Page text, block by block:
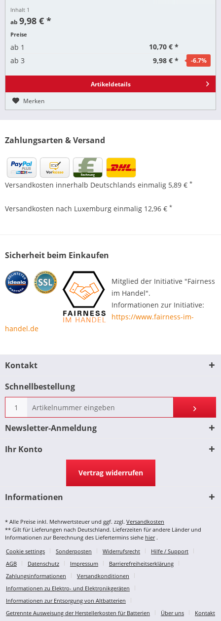
Inhalt 1
ab9,98 € *
Preise
ab 1
10,70 € *
ab 3 9,98 € * -6.7%
Artikeldetails
Merken
Zahlungsarten & Versand
Versandkosten innerhalb Deutschlands einmalig 5,89 € *
Versandkosten nach Luxemburg einmalig 12,96 € *
Sicherheit beim Einkaufen
Mitglied der Initiative "Fairness
im Handel".
Informationen zur Initiative:
https://www.fairness-im-
handel.de
Kontakt
Schnellbestellung
Newsletter-Anmeldung
Ihr Konto
Vertrag widerrufen
Informationen
* Alle Preise inkl. Mehrwertsteuer und ggf. zzgl. Versandkosten
** Gilt für Lieferungen nach Deutschland. Lieferzeiten für andere Länder und
Informationen zur Berechnung des Liefertermins siehe hier.
Cookie settings
Sonderposten Widerrufsrecht
Hilfe / Support
AGB
Datenschutz Impressum
Barrierefreiheitserklärung
Zahlungsinformationen
Versandkonditionen
Informationen zu Elektro- und Elektronikgeräten
Informationen zur Entsorgung von Altbatterien
Getrennte Ausweisung der Herstellerkosten für Batterien
Über uns Kontakt